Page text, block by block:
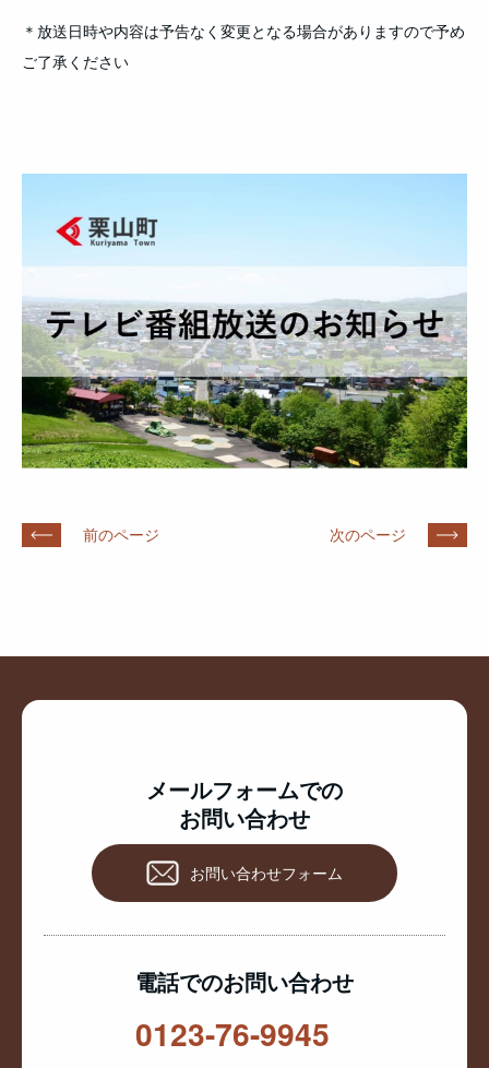
＊放送日時や内容は予告なく変更となる場合がありますので予め
ご了承ください
前のページ 次のページ
電話でのお問い合わせ
0123-76-9945
メールフォームでの
お問い合わせ
お問い合わせフォーム